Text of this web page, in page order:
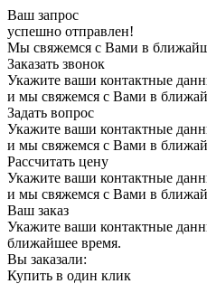
Ваш запрос
успешно отправлен!
Мы свяжемся с Вами в
Заказать звонок
Укажите ваши контактные
и мы свяжемся с Вами в
Задать вопрос
Укажите ваши контактные
и мы свяжемся с Вами в
Рассчитать цену
Укажите ваши контактные
и мы свяжемся с Вами в
Ваш заказ
Укажите ваши контактные
ближайшее время.
Вы заказали:
Купить в один клик